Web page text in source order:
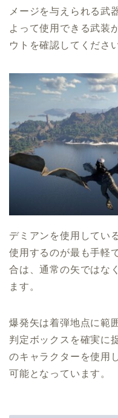
メージを与えられる武
よって使用できる武装
ウトを確認してください
デミアンを使用してい
使用するのが最も手軽
合は、通常の矢ではな
ます。
爆発矢は着弾地点に範
判定ボックスを確実に
のキャラクターを使用
可能となっています。